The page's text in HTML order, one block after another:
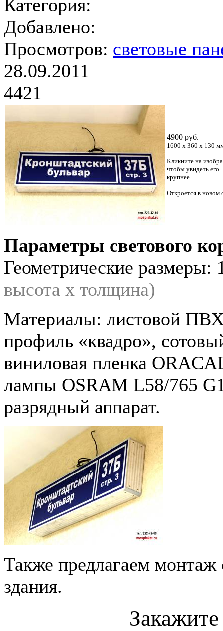
Категория:
Добавлено:
Просмотров: световые
28.09.2011
4421
4900 руб.
1600 х 360 х 130
Кликните на
чтобы увидеть его
крупнее.
Откроется в новом
Параметры светового
Геометрические
высота х толщина)
Материалы: листовой
профиль «квадро»,
виниловая пленка
лампы OSRAM L58/765
разрядный аппарат.
Также предлагаем монтаж
здания.